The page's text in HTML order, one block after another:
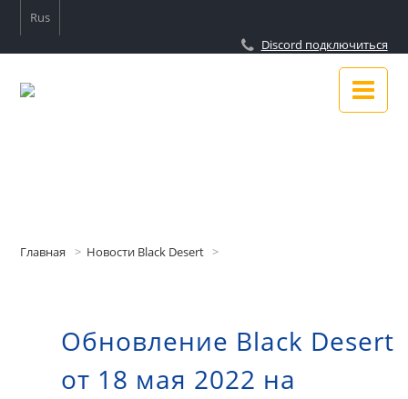
Rus
Discord подключиться
О сайте
Главная Новости Black Desert
Обновление Black Desert
от 18 мая 2022 на